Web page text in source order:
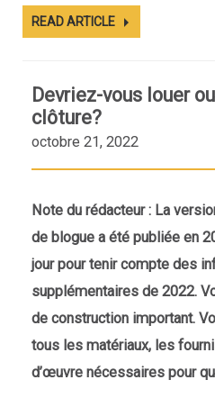
READ ARTICLE
Devriez-vous louer
clôture?
octobre 21, 2022
Note du rédacteur : La
de blogue a été publiée en
jour pour tenir compte des
supplémentaires de 2022.
de construction important.
tous les matériaux, les
d’œuvre nécessaires pour